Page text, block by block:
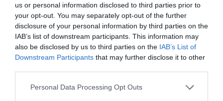
us or personal information disclosed to third parties prior to
your opt-out. You may separately opt-out of the further
disclosure of your personal information by third parties on the
IAB’s list of downstream participants. This information may
also be disclosed by us to third parties on the IAB’s List of
Downstream Participants that may further disclose it to other
Personal Data Processing Opt Outs